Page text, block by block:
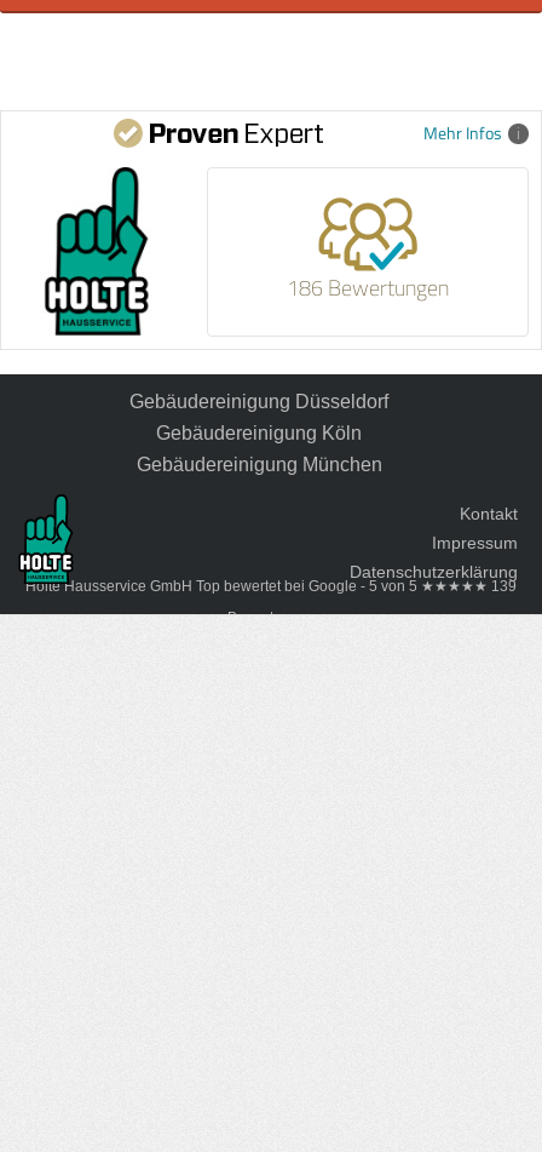
Mehr Infos
186 Bewertungen
Gebäudereinigung Düsseldorf
Gebäudereinigung Köln
Gebäudereinigung München
Kontakt
Impressum
Datenschutzerklärung
Holte Hausservice GmbH Top bewertet bei Google - 5 von 5 ★★★★★ 139
Bewertungen